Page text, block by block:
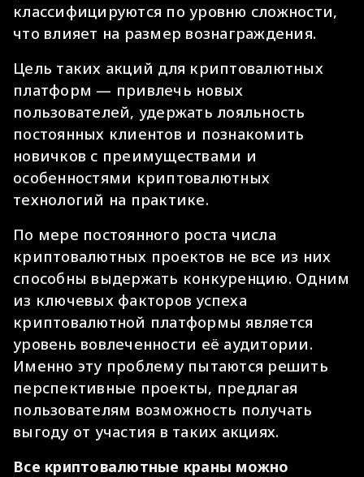
классифицируются по уровню сложности,
что влияет на размер вознаграждения.
Цель таких акций для криптовалютных
платформ — привлечь новых
пользователей, удержать лояльность
постоянных клиентов и познакомить
новичков с преимуществами и
особенностями криптовалютных
технологий на практике.
По мере постоянного роста числа
криптовалютных проектов не все из них
способны выдержать конкуренцию. Одним
из ключевых факторов успеха
криптовалютной платформы является
уровень вовлеченности её аудитории.
Именно эту проблему пытаются решить
перспективные проекты, предлагая
пользователям возможность получать
выгоду от участия в таких акциях.
Все криптовалютные краны можно